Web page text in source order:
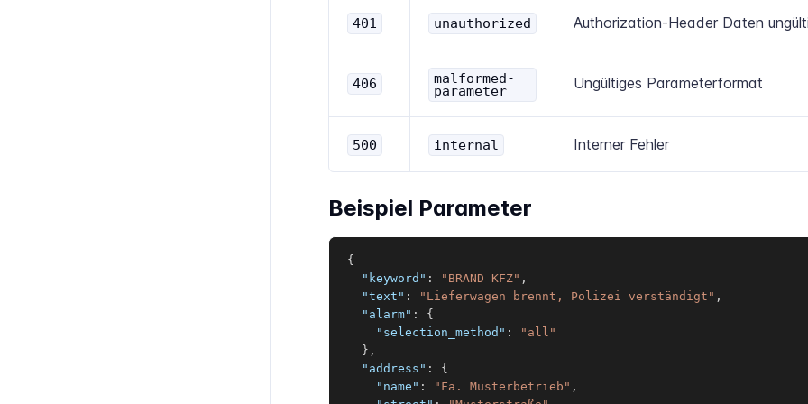
401 unauthorized Authorization-Header Daten
406
malformed-
parameter
Ungültiges Parameterformat
500 internal Interner Fehler
Beispiel Parameter
{
"keyword" : "BRAND KFZ" ,
"text" : "Lieferwagen brennt, Polizei verständigt" ,
"alarm" :
{
"selection_method" :
"all"
} ,
"address" :
{
"name" : "Fa. Musterbetrieb" ,